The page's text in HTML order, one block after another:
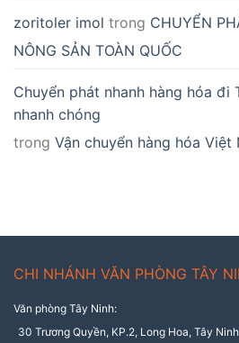
zoritoler imol trong CHUYỂN
NÔNG SẢN TOÀN QUỐC
Chuyển phát nhanh hàng hóa đi
nhanh chóng
trong Vận chuyển hàng hóa
CHI NHÁNH VĂN PHÒNG TÂY
Văn phòng Tây Ninh:
30 Trương Quyền, KP.2, Long Hoa, Tây Ninh